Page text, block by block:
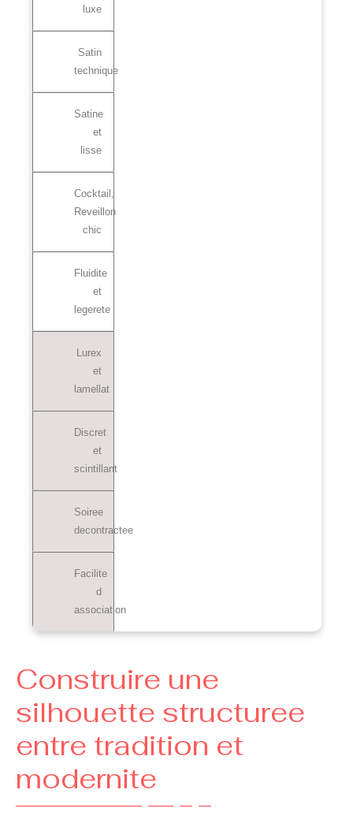
luxe
Satin
technique
Satine
et
lisse
Cocktail,
Reveillon
chic
Fluidite
et
legerete
Lurex
et
lamellat
Discret
et
scintillant
Soiree
decontractee
Facilite
d
association
Construire une
silhouette structuree
entre tradition et
modernite